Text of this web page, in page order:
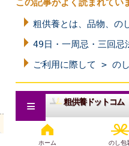
粗供養とは、品物、の
49日・一周忌・三回忌
ご利用に際して > の